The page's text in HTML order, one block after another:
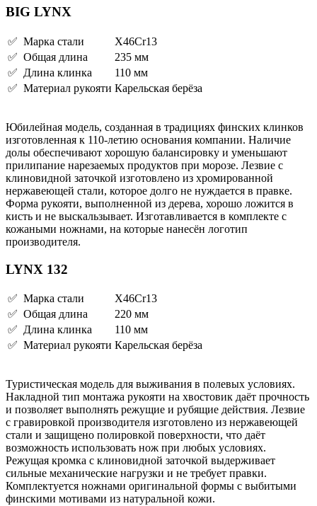
BIG LYNX
✅ Марка стали
X46Cr13
✅ Общая длина
235 мм
✅ Длина клинка
110 мм
✅ Материал рукояти Карельская берёза
Юбилейная модель, созданная в традициях финских клинков
изготовленная к 110-летию основания компании. Наличие
долы обеспечивают хорошую балансировку и уменьшают
прилипание нарезаемых продуктов при морозе. Лезвие с
клиновидной заточкой изготовлено из хромированной
нержавеющей стали, которое долго не нуждается в правке.
Форма рукояти, выполненной из дерева, хорошо ложится в
кисть и не выскальзывает. Изготавливается в комплекте с
кожаными ножнами, на которые нанесён логотип
производителя.
LYNX 132
✅ Марка стали
X46Cr13
✅ Общая длина
220 мм
✅ Длина клинка
110 мм
✅ Материал рукояти Карельская берёза
Туристическая модель для выживания в полевых условиях.
Накладной тип монтажа рукояти на хвостовик даёт прочность
и позволяет выполнять режущие и рубящие действия. Лезвие
с гравировкой производителя изготовлено из нержавеющей
стали и защищено полировкой поверхности, что даёт
возможность использовать нож при любых условиях.
Режущая кромка с клиновидной заточкой выдерживает
сильные механические нагрузки и не требует правки.
Комплектуется ножнами оригинальной формы с выбитыми
финскими мотивами из натуральной кожи.